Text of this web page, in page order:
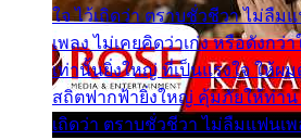
ใจ ไว้เถิดว่า ตราบชั่วชีวา ไม่ลืม
เพลง ไม่เคยคิดว่าเก่ง หรือดังกว่
เท่านั้นยิ่งใหญ่ ที่เป็นแรงใจ ให้ผม
สถิตฟากฟ้ายิ่งใหญ่ คุ้มภัยให้ท่าน
เถิดว่า ตราบชั่วชีวา ไม่ลืมแฟนเพ